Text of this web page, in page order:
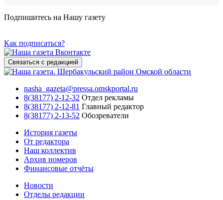
Подпишитесь на Нашу газету
Как подписаться?
Связаться с редакцией
nasha_gazeta@pressa.omskportal.ru
8(38177) 2-12-32 Отдел рекламы
8(38177) 2-12-81 Главный редактор
8(38177) 2-13-52 Обозреватели
История газеты
От редактора
Наш коллектив
Архив номеров
Финансовые отчёты
Новости
Отделы редакции